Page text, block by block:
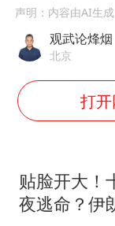
声明：内容由AI生成
观武论烽烟
北京
打
贴脸开大！
夜逃命？伊